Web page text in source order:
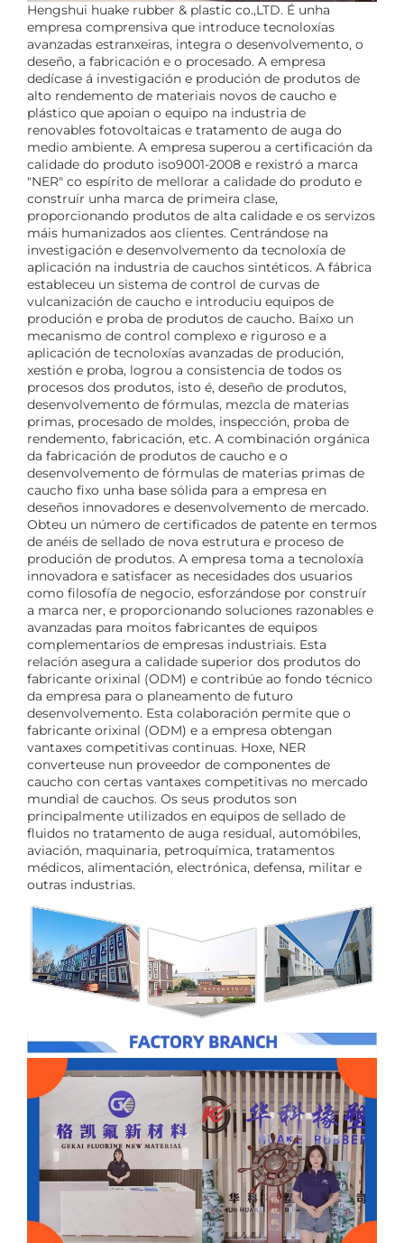
Hengshui huake rubber & plastic co.,LTD. É unha
empresa comprensiva que introduce tecnoloxías
avanzadas estranxeiras, integra o desenvolvemento, o
deseño, a fabricación e o procesado. A empresa
dedícase á investigación e produción de produtos de
alto rendemento de materiais novos de caucho e
plástico que apoian o equipo na industria de
renovables fotovoltaicas e tratamento de auga do
medio ambiente. A empresa superou a certificación da
calidade do produto iso9001-2008 e rexistró a marca
"NER" co espírito de mellorar a calidade do produto e
construír unha marca de primeira clase,
proporcionando produtos de alta calidade e os servizos
máis humanizados aos clientes. Centrándose na
investigación e desenvolvemento da tecnoloxía de
aplicación na industria de cauchos sintéticos. A fábrica
estableceu un sistema de control de curvas de
vulcanización de caucho e introduciu equipos de
produción e proba de produtos de caucho. Baixo un
mecanismo de control complexo e riguroso e a
aplicación de tecnoloxías avanzadas de produción,
xestión e proba, logrou a consistencia de todos os
procesos dos produtos, isto é, deseño de produtos,
desenvolvemento de fórmulas, mezcla de materias
primas, procesado de moldes, inspección, proba de
rendemento, fabricación, etc. A combinación orgánica
da fabricación de produtos de caucho e o
desenvolvemento de fórmulas de materias primas de
caucho fixo unha base sólida para a empresa en
deseños innovadores e desenvolvemento de mercado.
Obteu un número de certificados de patente en termos
de anéis de sellado de nova estrutura e proceso de
produción de produtos. A empresa toma a tecnoloxía
innovadora e satisfacer as necesidades dos usuarios
como filosofía de negocio, esforzándose por construír
a marca ner, e proporcionando soluciones razonables e
avanzadas para moitos fabricantes de equipos
complementarios de empresas industriais. Esta
relación asegura a calidade superior dos produtos do
fabricante orixinal (ODM) e contribúe ao fondo técnico
da empresa para o planeamento de futuro
desenvolvemento. Esta colaboración permite que o
fabricante orixinal (ODM) e a empresa obtengan
vantaxes competitivas continuas. Hoxe, NER
converteuse nun proveedor de componentes de
caucho con certas vantaxes competitivas no mercado
mundial de cauchos. Os seus produtos son
principalmente utilizados en equipos de sellado de
fluidos no tratamento de auga residual, automóbiles,
aviación, maquinaria, petroquímica, tratamentos
médicos, alimentación, electrónica, defensa, militar e
outras industrias.